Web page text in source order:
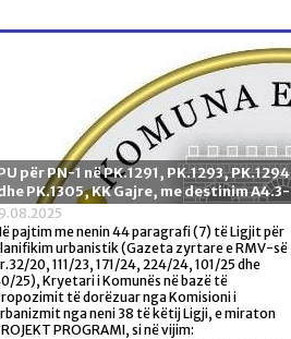
për PN-1 në PK.1291, PK.1293, PK.1294
PK.1305, KK Gajre, me destinim A4.3-
pajtim me nenin 44 paragrafi (7) të Ligjit për
urbanistik (Gazeta zyrtare e RMV-së
20, 111/23, 171/24, 224/24, 101/25 dhe
25), Kryetari i Komunës në bazë të
të dorëzuar nga Komisioni i
nga neni 38 të këtij Ligji, e miraton
PROGRAMI, si në vijim: